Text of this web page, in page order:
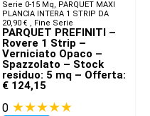
Serie 0-15 Mq, PARQUET MAXI
PLANCIA INTERA 1 STRIP DA
20,90 € ​ , Fine Serie
PARQUET PREFINITI –
Rovere 1 Strip –
Verniciato Opaco –
Spazzolato – Stock
residuo: 5 mq – Offerta:
€ 124,15
0 ★★★★★